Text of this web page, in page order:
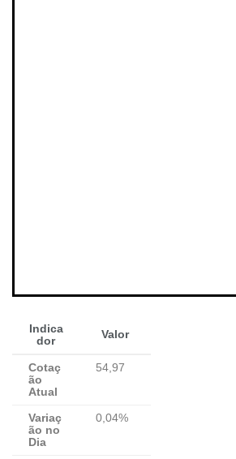
Indica
dor
Valor
Cotaç
ão
Atual
54,97
Variaç
ão no
Dia
0,04%